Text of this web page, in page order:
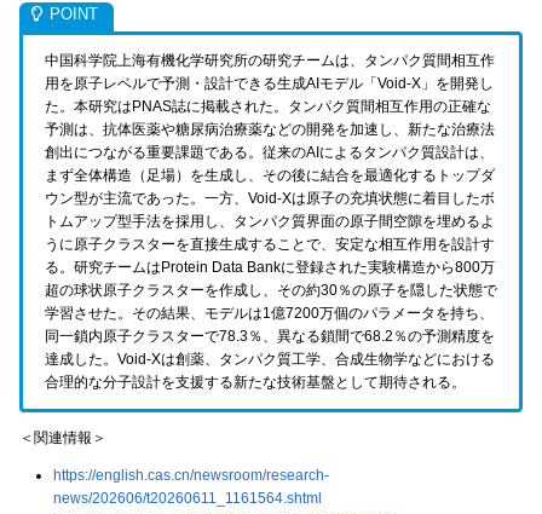
中国科学院上海有機化学研究所の研究チームは、タンパク質間相互作
用を原子レベルで予測・設計できる生成AIモデル「Void-X」を開発し
た。本研究はPNAS誌に掲載された。タンパク質間相互作用の正確な
予測は、抗体医薬や糖尿病治療薬などの開発を加速し、新たな治療法
創出につながる重要課題である。従来のAIによるタンパク質設計は、
まず全体構造（足場）を生成し、その後に結合を最適化するトップダ
ウン型が主流であった。一方、Void-Xは原子の充填状態に着目したボ
トムアップ型手法を採用し、タンパク質界面の原子間空隙を埋めるよ
うに原子クラスターを直接生成することで、安定な相互作用を設計す
る。研究チームはProtein Data Bankに登録された実験構造から800万
超の球状原子クラスターを作成し、その約30％の原子を隠した状態で
学習させた。その結果、モデルは1億7200万個のパラメータを持ち、
同一鎖内原子クラスターで78.3％、異なる鎖間で68.2％の予測精度を
達成した。Void-Xは創薬、タンパク質工学、合成生物学などにおける
合理的な分子設計を支援する新たな技術基盤として期待される。
＜関連情報＞
https://english.cas.cn/newsroom/research-
news/202606/t20260611_1161564.shtml